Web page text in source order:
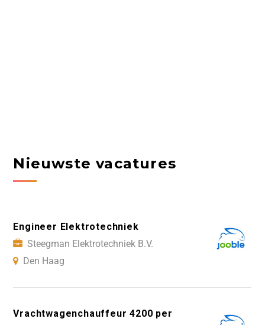
Nieuwste vacatures
Engineer Elektrotechniek
Steegman Elektrotechniek B.V.
Den Haag
Vrachtwagenchauffeur 4200 per